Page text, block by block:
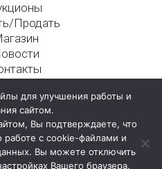
Продать
пер., д. 4а, стр. 1
для улучшения работы и
сайтом.
Вы подтверждаете, что
работе с cookie-файлами и
Вы можете отключить
Вашего браузера.